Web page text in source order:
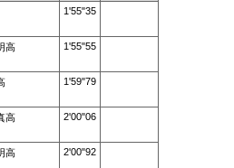
1'55"35
高 1'55"55
1'59"79
高 2'00"06
高 2'00"92